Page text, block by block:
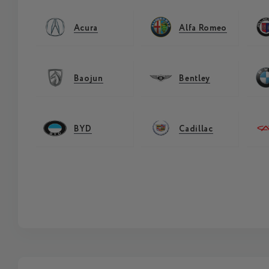
Acura Alfa Romeo
Baojun Bentley
BYD Cadillac